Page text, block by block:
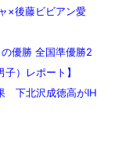
×後藤ビビアン愛
優勝 全国準優勝2
）レポート】
下北沢成徳高がIH